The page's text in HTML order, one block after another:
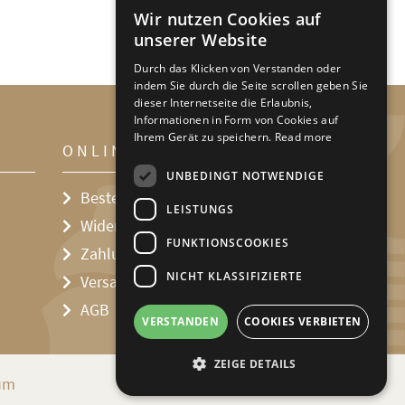
ONLINE SHOP
Bestellvorgang
Widerrufsbelehrung
Zahlungsmöglichkeiten
Versandkosten
AGB
DEFAULT LANGUAGE
GERMAN
Wir nutzen Cookies auf
unserer Website
Durch das Klicken von Verstanden oder
indem Sie durch die Seite scrollen geben Sie
dieser Internetseite die Erlaubnis,
Informationen in Form von Cookies auf
Ihrem Gerät zu speichern. Read more
UNBEDINGT NOTWENDIGE
LEISTUNGS
FUNKTIONSCOOKIES
NICHT KLASSIFIZIERTE
VERSTANDEN COOKIES VERBIETEN
ZEIGE DETAILS